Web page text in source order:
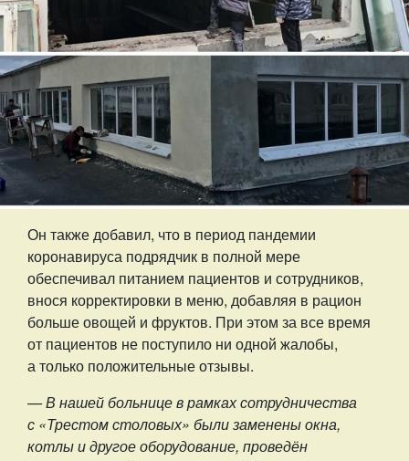
Он также добавил, что в период пандемии
коронавируса подрядчик в полной мере
обеспечивал питанием пациентов и сотрудников,
внося корректировки в меню, добавляя в рацион
больше овощей и фруктов. При этом за все время
от пациентов не поступило ни одной жалобы,
а только положительные отзывы.
— В нашей больнице в рамках сотрудничества
с «Трестом столовых» были заменены окна,
котлы и другое оборудование, проведён